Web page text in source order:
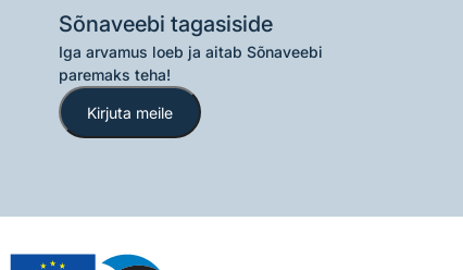
Sõnaveebi tagasiside
Iga arvamus loeb ja aitab Sõnaveebi
paremaks teha!
Kirjuta meile